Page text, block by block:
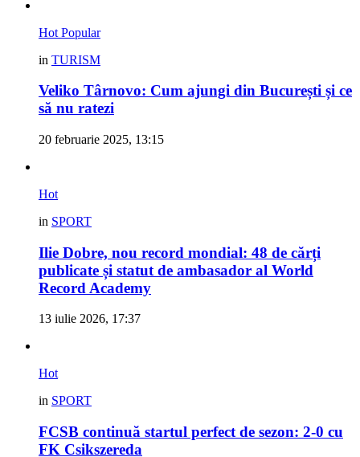
Hot Popular
in TURISM
Veliko Târnovo: Cum ajungi din București și ce
să nu ratezi
20 februarie 2025, 13:15
Hot
in SPORT
Ilie Dobre, nou record mondial: 48 de cărți
publicate și statut de ambasador al World
Record Academy
13 iulie 2026, 17:37
Hot
in SPORT
FCSB continuă startul perfect de sezon: 2-0 cu
FK Csikszereda